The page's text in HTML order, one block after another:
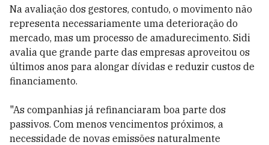
Na avaliação dos gestores, contudo, o movimento não
representa necessariamente uma deterioração do
mercado, mas um processo de amadurecimento. Sidi
avalia que grande parte das empresas aproveitou os
últimos anos para alongar dívidas e reduzir custos de
financiamento.
"As companhias já refinanciaram boa parte dos
passivos. Com menos vencimentos próximos, a
necessidade de novas emissões naturalmente